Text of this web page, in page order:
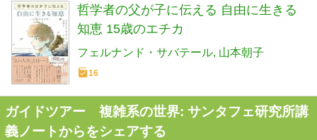
哲学者の父が子に伝える 自由に生きる
知恵 15歳のエチカ
フェルナンド・サバテール 山本朝子
16
ガイドツアー 複雑系の世界: サンタフェ研究所講
義ノートからをシェアする